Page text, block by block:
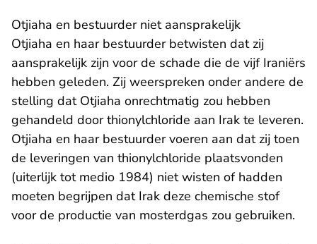
Otjiaha en bestuurder niet aansprakelijk
Otjiaha en haar bestuurder betwisten dat zij
aansprakelijk zijn voor de schade die de vijf Iraniërs
hebben geleden. Zij weerspreken onder andere de
stelling dat Otjiaha onrechtmatig zou hebben
gehandeld door thionylchloride aan Irak te leveren.
Otjiaha en haar bestuurder voeren aan dat zij toen
de leveringen van thionylchloride plaatsvonden
(uiterlijk tot medio 1984) niet wisten of hadden
moeten begrijpen dat Irak deze chemische stof
voor de productie van mosterdgas zou gebruiken.